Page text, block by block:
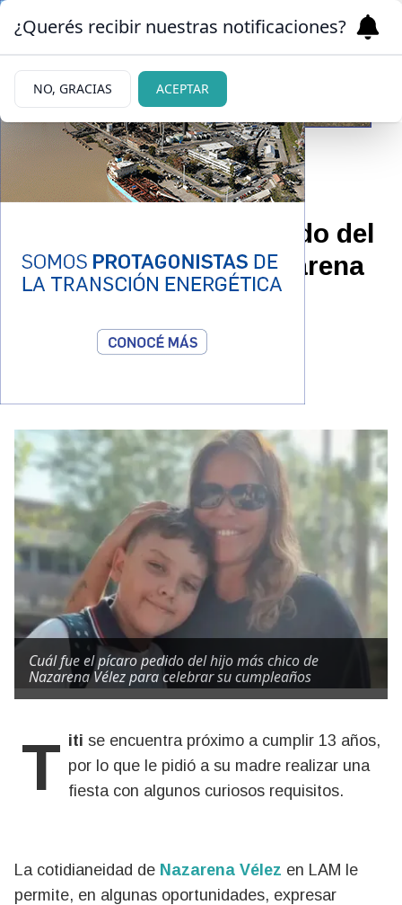
SORPRENDIÓ | 24/08/2023
Cuál fue el pícaro pedido del
hijo más chico de Nazarena
Vélez para celebrar su
cumpleaños
Cuál fue el pícaro pedido del hijo más chico de
Nazarena Vélez para celebrar su cumpleaños
Titi se encuentra próximo a cumplir 13 años,
por lo que le pidió a su madre realizar una
fiesta con algunos curiosos requisitos.
La cotidianeidad de Nazarena Vélez en LAM le
permite, en algunas oportunidades, expresar
¿Querés recibir nuestras notificaciones?
NO, GRACIAS ACEPTAR